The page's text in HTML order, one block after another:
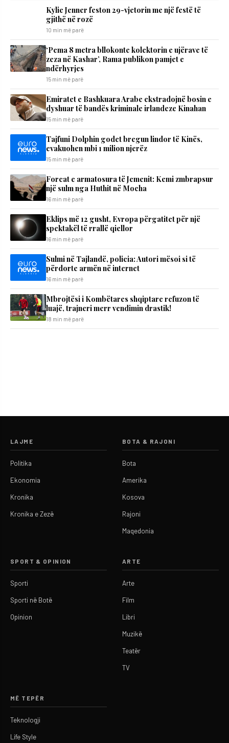
Kylie Jenner feston 29-vjetorin me një festë të
gjithë në rozë
10 min më parë
‘Pema 8 metra bllokonte kolektorin e ujërave të
zeza në Kashar’, Rama publikon pamjet e
ndërhyrjes
15 min më parë
Emiratet e Bashkuara Arabe ekstradojnë bosin e
dyshuar të bandës kriminale irlandeze Kinahan
15 min më parë
Tajfuni Dolphin godet bregun lindor të Kinës,
evakuohen mbi 1 milion njerëz
15 min më parë
Forcat e armatosura të Jemenit: Kemi zmbrapsur
një sulm nga Huthit në Mocha
16 min më parë
Eklips më 12 gusht, Evropa përgatitet për një
spektakël të rrallë qiellor
16 min më parë
Sulmi në Tajlandë, policia: Autori mësoi si të
përdorte armën në internet
16 min më parë
Mbrojtësi i Kombëtares shqiptare refuzon të
luajë, trajneri merr vendimin drastik!
18 min më parë
LAJME
Politika
Ekonomia
Kronika
Kronika e Zezë
BOTA & RAJONI
Bota
Amerika
Kosova
Rajoni
Maqedonia
SPORT & OPINION
Sporti
Sporti në Botë
Opinion
ARTE
Arte
Film
Libri
Muzikë
Teatër
TV
MË TEPËR
Teknologji
Life Style